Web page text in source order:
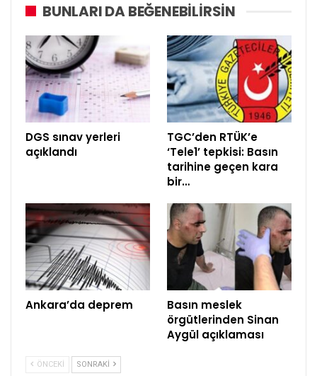
BUNLARI DA BEĞENEBILIRSIN
DGS sınav yerleri
açıklandı
TGC’den RTÜK’e
‘Tele1’ tepkisi: Basın
tarihine geçen kara
bir…
Ankara’da deprem
Basın meslek
örgütlerinden Sinan
Aygül açıklaması
ÖNCEKI SONRAKI